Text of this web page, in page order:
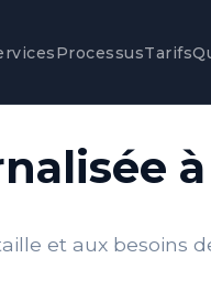
ProcessusTarifs
et aux besoins